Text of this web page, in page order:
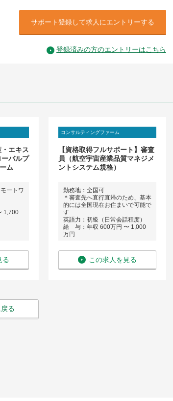
サポート登録して求人にエントリーする
登録済みの方のエントリーはこちら
・エキス
バルプ
ム
ートワ
1,700
る
コンサルティングファーム
【資格取得フルサポート】審査
員（航空宇宙産業品質マネジメ
ントシステム規格）
勤務地：全国可
＊審査先へ直行直帰のため、基本
的には全国現在お住まいで可能で
す
英語力：初級（日常会話程度）
給 与：年収 600万円 〜 1,000
万円
この求人を見る
る